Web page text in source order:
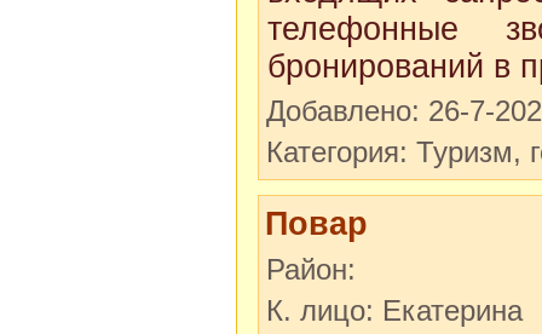
телефонные
бронирований в
Добавлено: 26-7-
Категория: Туризм,
Повар
Район:
К. лицо: Екатерина